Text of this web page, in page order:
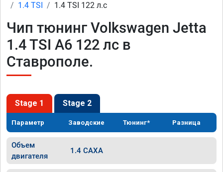
1.4 TSI
1.4 TSI 122 л.с
Чип тюнинг Volkswagen Jetta
1.4 TSI A6 122 лс в
Ставрополе.
Stage 1 Stage 2
Параметр Заводские Тюнинг* Разница
Объем
двигателя
1.4 CAXA